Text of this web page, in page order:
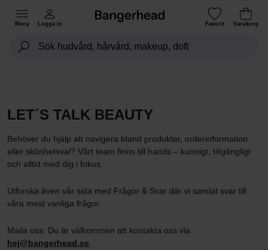
Meny Logga in Favorit Varukorg
LET´S TALK BEAUTY
Behöver du hjälp att navigera bland produkter, orderinformation
eller skönhetsval? Vårt team finns till hands – kunnigt, tillgängligt
och alltid med dig i fokus.
Utforska även vår sida med Frågor & Svar där vi samlat svar till
våra mest vanliga frågor.
Maila oss: Du är välkommen att kontakta oss via
hej@bangerhead.se